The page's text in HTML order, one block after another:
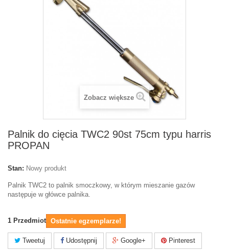
Zobacz większe
Palnik do cięcia TWC2 90st 75cm typu harris
PROPAN
Stan: Nowy produkt
Palnik TWC2 to palnik smoczkowy, w którym mieszanie gazów
następuje w główce palnika.
1 Przedmiot Ostatnie egzemplarze!
Tweetuj Udostępnij Google+ Pinterest